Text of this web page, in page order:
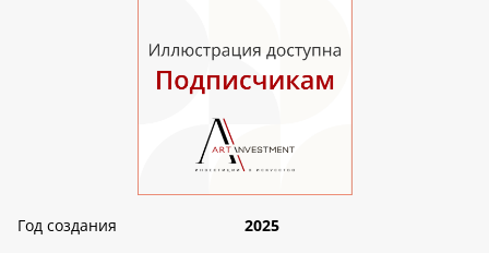
Год создания
2025